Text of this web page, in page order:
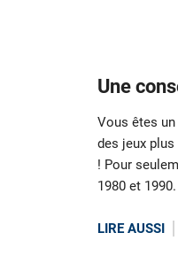
Une
Vous êtes
des jeux
! Pour
1980 et 1990.
LIRE AUSSI